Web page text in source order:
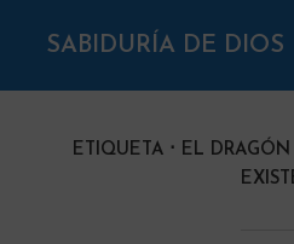
SABIDURÍA DE DIOS
ETIQUETA
EL